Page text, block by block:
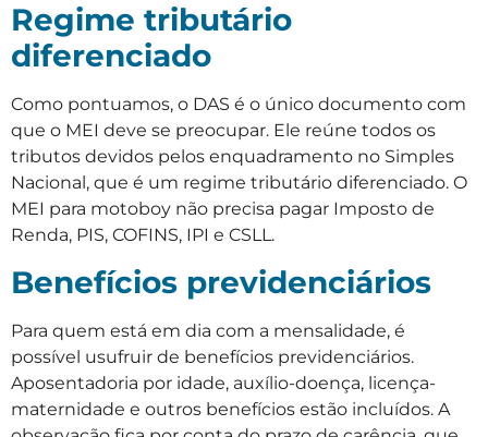
Regime tributário
diferenciado
Como pontuamos, o DAS é o único documento com
que o MEI deve se preocupar. Ele reúne todos os
tributos devidos pelos enquadramento no Simples
Nacional, que é um regime tributário diferenciado. O
MEI para motoboy não precisa pagar Imposto de
Renda, PIS, COFINS, IPI e CSLL.
Benefícios previdenciários
Para quem está em dia com a mensalidade, é
possível usufruir de benefícios previdenciários.
Aposentadoria por idade, auxílio-doença, licença-
maternidade e outros benefícios estão incluídos. A